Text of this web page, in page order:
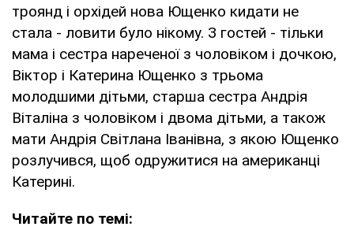
троянд і орхідей нова Ющенко кидати не
стала - ловити було нікому. З гостей - тільки
мама і сестра нареченої з чоловіком і дочкою,
Віктор і Катерина Ющенко з трьома
молодшими дітьми, старша сестра Андрія
Віталіна з чоловіком і двома дітьми, а також
мати Андрія Світлана Іванівна, з якою Ющенко
розлучився, щоб одружитися на американці
Катерині.
Читайте по темі: